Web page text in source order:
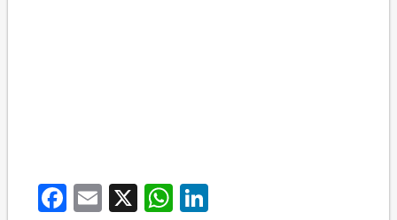
Facebook
Email
X WhatsApp
LinkedIn